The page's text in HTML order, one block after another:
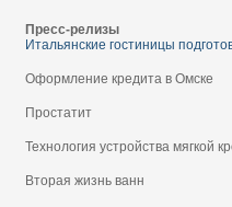
Пресс-релизы
Итальянские гостиницы
Оформление кредита в Омске
Простатит
Технология устройства мягкой
Вторая жизнь ванн